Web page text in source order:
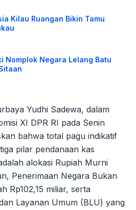
Kilau Ruangan Bikin Tamu
Nomplok Negara Lelang Batu
Yudhi Sadewa, dalam
XI DPR RI pada Senin
bahwa total pagu indikatif
pilar pendanaan kas
alokasi Rupiah Murni
Penerimaan Negara Bukan
Rp102,15 miliar, serta
Layanan Umum (BLU) yang